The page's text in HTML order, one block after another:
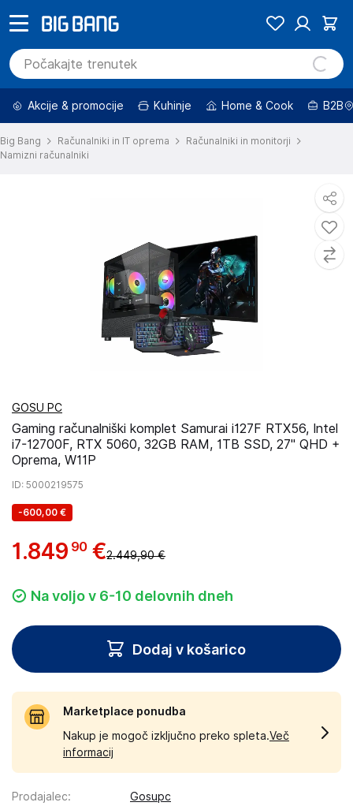
Akcije & promocije Kuhinje Home & Cook B2B
Big Bang Računalniki in IT oprema
Računalniki in monitorji
Namizni računalniki
GOSU PC
Gaming računalniški komplet Samurai i127F RTX56, Intel
i7-12700F, RTX 5060, 32GB RAM, 1TB SSD, 27" QHD +
Oprema, W11P
ID: 5000219575
-600,00 €
1.849 90 €2.449,90 €
Na voljo v 6-10 delovnih dneh
Dodaj v košarico
Marketplace ponudba
Nakup je mogoč izključno preko spleta.Več
informacij
Prodajalec:
Gosupc